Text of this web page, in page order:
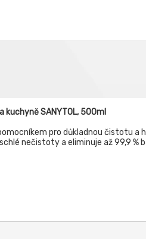
kuchyně SANYTOL, 500ml
pro důkladnou čistotu a
nečistoty a eliminuje až 99,9 %